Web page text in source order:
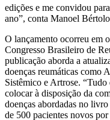
edições e me convidou
ano”, conta Manoel
O lançamento ocorreu em
Congresso Brasileiro de
publicação aborda a
doenças reumáticas como
Sistêmico e Artrose. “Tudo
colocar à disposição da
doenças abordadas no
de 500 pacientes novos